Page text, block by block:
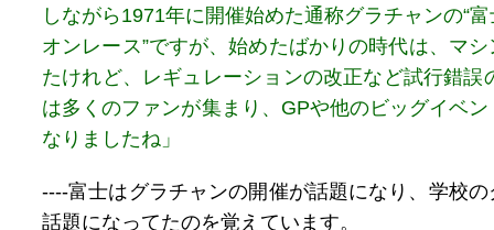
しながら1971年に開催始めた通称グラチャンの“
オンレース”ですが、始めたばかりの時代は、マ
たけれど、レギュレーションの改正など試行錯誤
は多くのファンが集まり、GPや他のビッグイベ
なりましたね」
----富士はグラチャンの開催が話題になり、学校
話題になってたのを覚えています。